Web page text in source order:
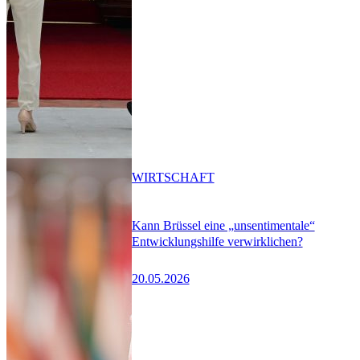
Kann Brüssel eine „unsentimentale“
Entwicklungshilfe verwirklichen?
20.05.2026
WIRTSCHAFT